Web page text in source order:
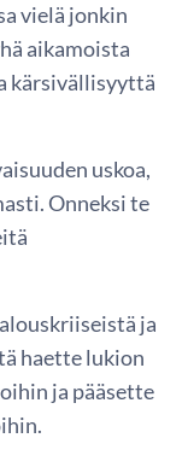
vielä jonkin
aikamoista
kärsivällisyyttä
uskoa,
Onneksi te
ja
haette lukion
ja pääsette